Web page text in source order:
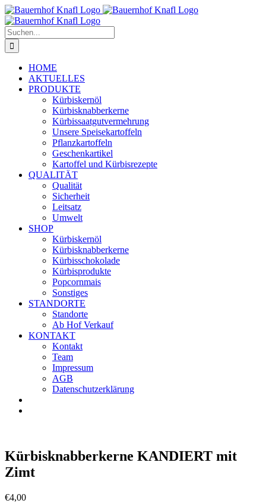
Zum
Inhalt
springen
Suche
nach:
HOME
AKTUELLES
PRODUKTE
Kürbiskernöl
Kürbisknabberkerne
Kürbissaatgutvermehrung
Unsere Speisekartoffeln
Pflanzkartoffeln
Geschenkartikel
Kartoffel und Kürbisrezepte
QUALITÄT
Qualität
Sicherheit
Leitsatz
Umwelt
SHOP
Kürbiskernöl
Kürbisknabberkerne
Kürbisschokolade
Kürbisprodukte
Popcornmais
Sonstiges
STANDORTE
Standorte
Ab Hof Verkauf
KONTAKT
Kontakt
Team
Impressum
AGB
Datenschutzerklärung
Kürbisknabberkerne KANDIERT mit
Zimt
€4,00